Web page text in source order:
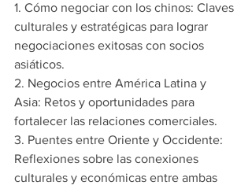
1. Cómo negociar con los chinos: Claves
culturales y estratégicas para lograr
negociaciones exitosas con socios
asiáticos.
2. Negocios entre América Latina y
Asia: Retos y oportunidades para
fortalecer las relaciones comerciales.
3. Puentes entre Oriente y Occidente:
Reflexiones sobre las conexiones
culturales y económicas entre ambas